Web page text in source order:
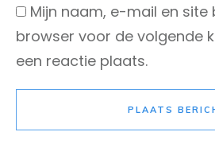
Mijn naam, e-mail en site
browser voor de volgende
een reactie plaats.
PLAATS